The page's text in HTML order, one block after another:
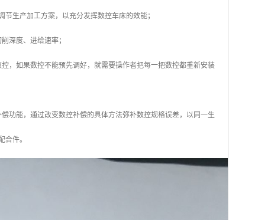
生产加工方案，以充分发挥数控车床的效能；
深度、进给速率；
，如果数控不能预先调好，就需要操作者把每一把数控都重新安装
功能，通过改变数控补偿的具体方法弥补数控规格误差，以同一生
件。